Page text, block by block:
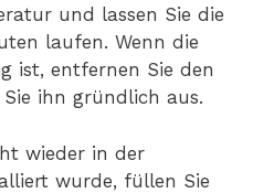
und lassen Sie die
laufen. Wenn die
ist, entfernen Sie den
ihn gründlich aus.
wieder in der
wurde, füllen Sie